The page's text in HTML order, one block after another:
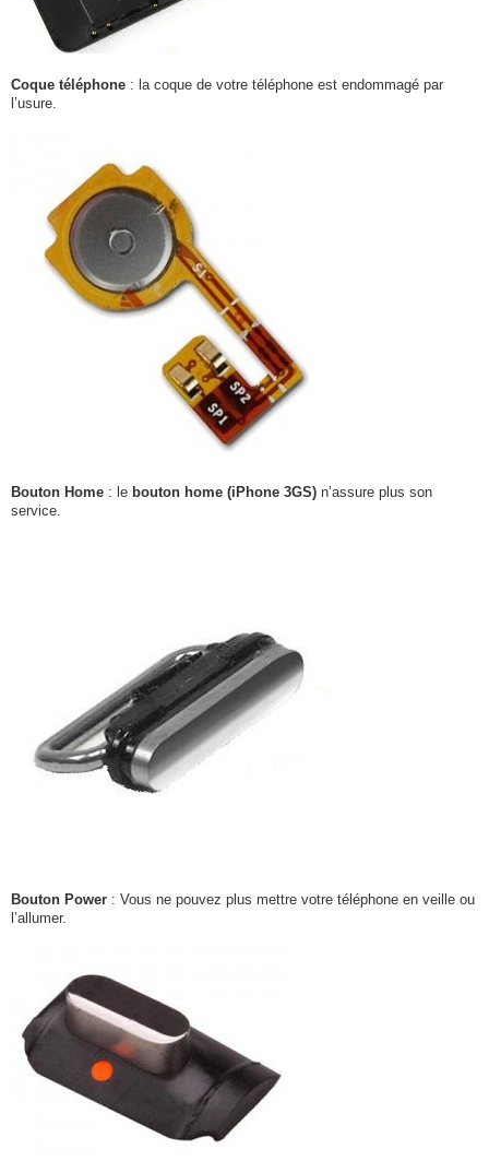
Coque téléphone : la coque de votre téléphone est endommagé par
l’usure.
Bouton Home : le bouton home (iPhone 3GS) n’assure plus son
service.
Bouton Power : Vous ne pouvez plus mettre votre téléphone en veille ou
l’allumer.